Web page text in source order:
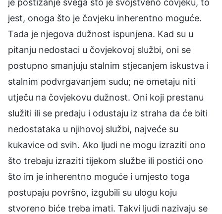
jest, onoga što je čovjeku inherentno moguće.
Tada je njegova dužnost ispunjena. Kad su u
pitanju nedostaci u čovjekovoj službi, oni se
postupno smanjuju stalnim stjecanjem iskustva i
stalnim podvrgavanjem sudu; ne ometaju niti
utječu na čovjekovu dužnost. Oni koji prestanu
služiti ili se predaju i odustaju iz straha da će biti
nedostataka u njihovoj službi, najveće su
kukavice od svih. Ako ljudi ne mogu izraziti ono
što trebaju izraziti tijekom službe ili postići ono
što im je inherentno moguće i umjesto toga
postupaju površno, izgubili su ulogu koju
stvoreno biće treba imati. Takvi ljudi nazivaju se